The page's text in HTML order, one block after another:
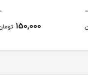
150,000 تومان